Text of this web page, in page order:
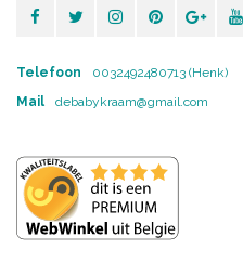
Telefoon
0032492480713 (Henk)
Mail
debabykraam@gmail.com